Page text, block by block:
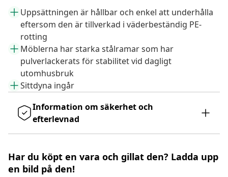
Uppsättningen är hållbar och enkel att underhålla
eftersom den är tillverkad i väderbeständig PE-
rotting
Möblerna har starka stålramar som har
pulverlackerats för stabilitet vid dagligt
utomhusbruk
Sittdyna ingår
Information om säkerhet och
efterlevnad
Har du köpt en vara och gillat den? Ladda upp
en bild på den!